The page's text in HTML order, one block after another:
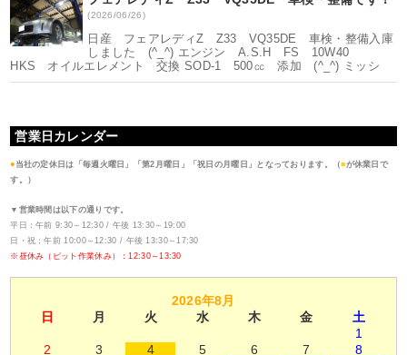
(2026/06/26)
日産 フェアレディZ Z33 VQ35DE 車検・整備入庫
しました (^_^) エンジン A.S.H FS 10W40
HKS オイルエレメント 交換 SOD-1 500㏄ 添加 (^_^) ミッシ
営業日カレンダー
● 当社の定休日は「毎週火曜日」「第2月曜日」「祝日の月曜日」となっております。（■が休業日で
す。）
▼営業時間は以下の通りです。
平日：午前 9:30～12:30 / 午後 13:30～19:00
日・祝：午前 10:00～12:30 / 午後 13:30～17:30
※昼休み（ピット作業休み）：12:30～13:30
2026年8月
日
月 火 水 木 金
土
1
2
3 4 5 6 7
8